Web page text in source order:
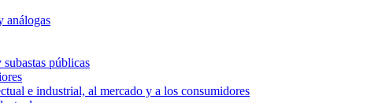
análogas
públicas
e industrial, al mercado y a los consumidores